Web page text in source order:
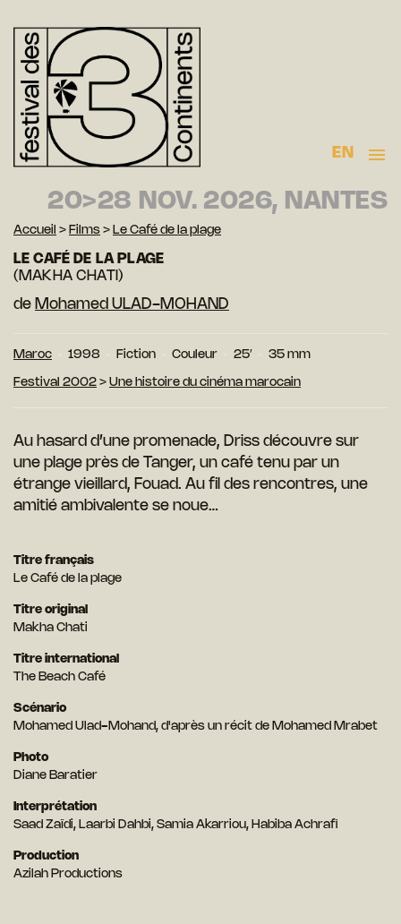
EN
20>28 NOV. 2026, NANTES
Accueil > Films > Le Café de la plage
LE CAFÉ DE LA PLAGE
(MAKHA CHATI)
de Mohamed ULAD-MOHAND
Maroc 1998 Fiction Couleur 25′ 35 mm
Festival 2002 > Une histoire du cinéma marocain
Au hasard d’une promenade, Driss découvre sur
une plage près de Tanger, un café tenu par un
étrange vieillard, Fouad. Au fil des rencontres, une
amitié ambivalente se noue…
Titre français
Le Café de la plage
Titre original
Makha Chati
Titre international
The Beach Café
Scénario
Mohamed Ulad-Mohand, d'après un récit de Mohamed Mrabet
Photo
Diane Baratier
Interprétation
Saad Zaïdi, Laarbi Dahbi, Samia Akarriou, Habiba Achrafi
Production
Azilah Productions